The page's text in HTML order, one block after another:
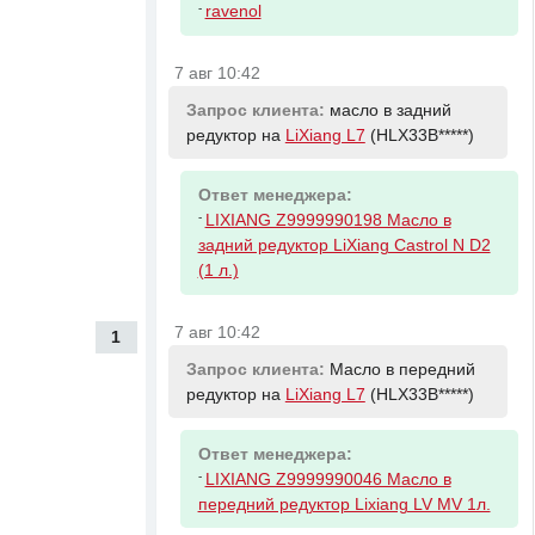
1
- ravenol
7 авг 10:42
Запрос клиента: масло в задний
редуктор на LiXiang L7 (HLX33B*****)
Ответ менеджера:
-
LIXIANG Z9999990198 Масло в
задний редуктор LiXiang Castrol N D2
(1 л.)
7 авг 10:42
Запрос клиента: Масло в передний
редуктор на LiXiang L7 (HLX33B*****)
Ответ менеджера:
- LIXIANG Z9999990046 Масло в
передний редуктор Lixiang LV MV 1л.